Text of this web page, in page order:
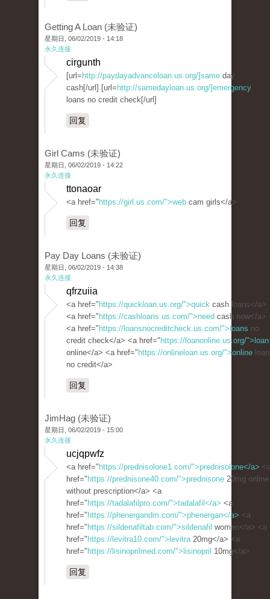
Getting A Loan (未验证)
星期日, 06/02/2019 - 14:18
永久连接
cirgunth
[url= http://paydayadvanceloan.us.org/]same day
cash[/url] [url= http://samedayloan.us.org/]emergency
loans no credit check[/url]
回复
Girl Cams (未验证)
星期日, 06/02/2019 - 14:22
永久连接
ttonaoar
<a href=" https://girl.us.com/">web cam girls</a>
回复
Pay Day Loans (未验证)
星期日, 06/02/2019 - 14:38
永久连接
qfrzuiia
<a href=" https://quickloan.us.org/">quick cash loans</a>
<a href=" https://cashloans.us.com/">need cash now</a>
<a href=" https://loansnocreditcheck.us.com/">loans no
credit check</a> <a href=" https://loanonline.us.org/">loan
online</a> <a href=" https://onlineloan.us.org/">online
no credit</a>
回复
JimHag (未验证)
星期日, 06/02/2019 - 15:00
永久连接
ucjqpwfz
<a href=" https://prednisolone1.com/">prednisolone</a>
href=" https://prednisone40.com/">prednisone 20mg online
without prescription</a> <a
href=" https://tadalafilpro.com/">tadalafil</a> <a
href=" https://phenergandm.com/">phenergan</a> <a
href=" https://sildenafiltab.com/">sildenafil women</a> <a
href=" https://levitra10.com/">levitra20mg</a> <a
href=" https://lisinoprilmed.com/">lisinopril 10mg</a>
回复